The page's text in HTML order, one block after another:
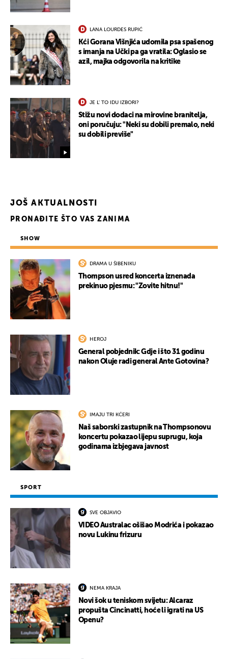
LANA LOURDES RUPIĆ
Kći Gorana Višnjića udomila psa spašenog
s imanja na Učki pa ga vratila: Oglasio se
azil, majka odgovorila na kritike
JE L' TO IDU IZBORI?
Stižu novi dodaci na mirovine branitelja,
oni poručuju: "Neki su dobili premalo, neki
su dobili previše"
JOŠ AKTUALNOSTI
PRONAĐITE ŠTO VAS ZANIMA
SHOW
DRAMA U ŠIBENIKU
Thompson usred koncerta iznenada
prekinuo pjesmu: "Zovite hitnu!"
HEROJ
General pobjednik: Gdje i što 31 godinu
nakon Oluje radi general Ante Gotovina?
IMAJU TRI KĆERI
Naš saborski zastupnik na Thompsonovu
koncertu pokazao lijepu suprugu, koja
godinama izbjegava javnost
SPORT
SVE OBJAVIO
VIDEO Australac ošišao Modrića i pokazao
novu Lukinu frizuru
NEMA KRAJA
Novi šok u teniskom svijetu: Alcaraz
propušta Cincinatti, hoće li igrati na US
Openu?